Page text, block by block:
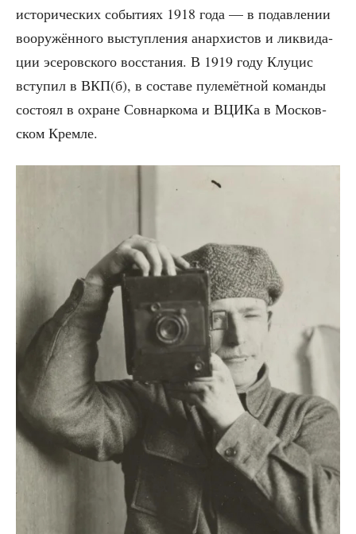
исто­ри­че­ских собы­ти­ях 1918 года — в подав­ле­нии
воору­жён­но­го выступ­ле­ния анар­хи­стов и лик­ви­да­
ции эсе­ров­ско­го вос­ста­ния. В 1919 году Клу­цис
всту­пил в ВКП(б), в соста­ве пуле­мёт­ной коман­ды
состо­ял в охране Сов­нар­ко­ма и ВЦИ­Ка в Мос­ков­
ском Кремле.